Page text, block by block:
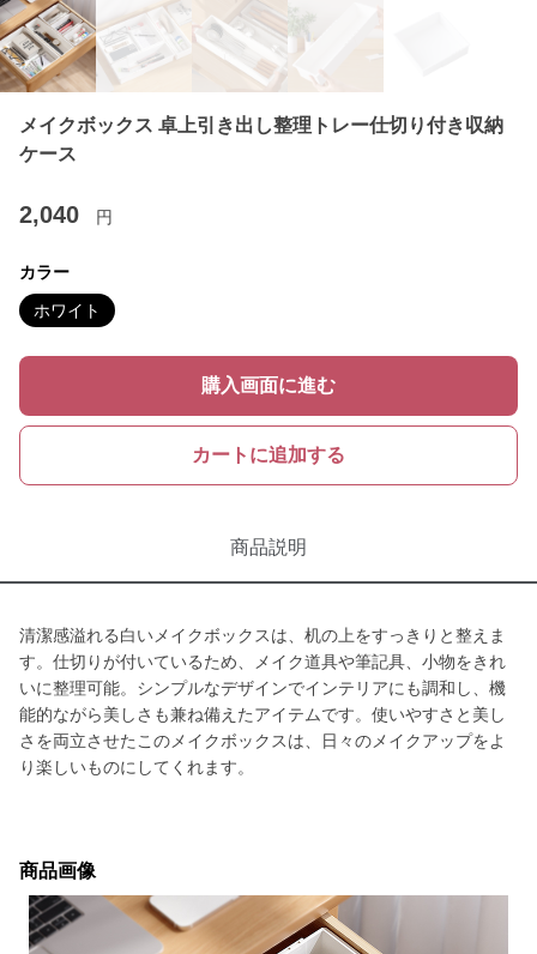
メイクボックス 卓上引き出し整理トレー仕切り付き収納
ケース
2,040 円
カラー
ホワイト
購入画面に進む
カートに追加する
商品説明
清潔感溢れる白いメイクボックスは、机の上をすっきりと整えま
す。仕切りが付いているため、メイク道具や筆記具、小物をきれ
いに整理可能。シンプルなデザインでインテリアにも調和し、機
能的ながら美しさも兼ね備えたアイテムです。使いやすさと美し
さを両立させたこのメイクボックスは、日々のメイクアップをよ
り楽しいものにしてくれます。
商品画像